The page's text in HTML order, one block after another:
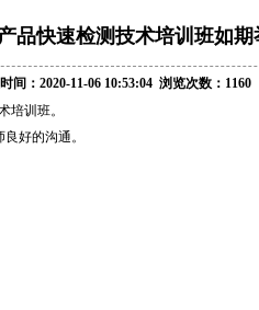
品快速检测技术培训班如期
间：2020-11-06 10:53:04 浏览次数：1160
培训班。
好的沟通。